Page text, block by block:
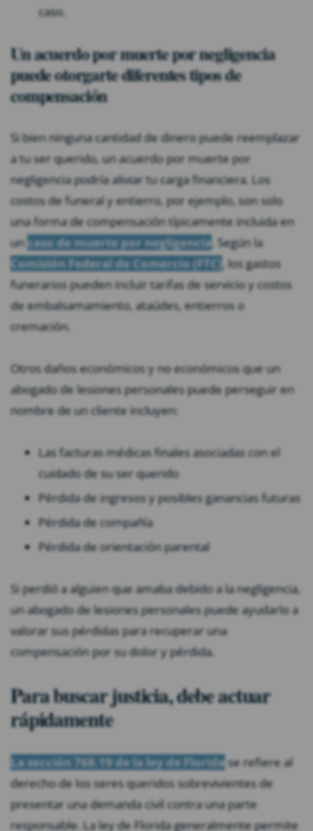
caso.
Un acuerdo por muerte por negligencia
puede otorgarte diferentes tipos de
compensación
Si bien ninguna cantidad de dinero puede reemplazar
a tu ser querido, un acuerdo por muerte por
negligencia podría aliviar tu carga financiera. Los
costos de funeral y entierro, por ejemplo, son solo
una forma de compensación típicamente incluida en
uncaso de muerte por negligencia . Según la
Comisión Federal de Comercio (FTC), los gastos
funerarios pueden incluir tarifas de servicio y costos
de embalsamamiento, ataúdes, entierros o
cremación.
Otros daños económicos y no económicos que un
abogado de lesiones personales puede perseguir en
nombre de un cliente incluyen:
Las facturas médicas finales asociadas con el
cuidado de su ser querido
Pérdida de ingresos y posibles ganancias futuras
Pérdida de compañía
Pérdida de orientación parental
Si perdió a alguien que amaba debido a la negligencia,
un abogado de lesiones personales puede ayudarlo a
valorar sus pérdidas para recuperar una
compensación por su dolor y pérdida.
Para buscar justicia, debe actuar
rápidamente
La sección 768.19 de la ley de Floridase refiere al
derecho de los seres queridos sobrevivientes de
presentar una demanda civil contra una parte
responsable. La ley de Florida generalmente permite